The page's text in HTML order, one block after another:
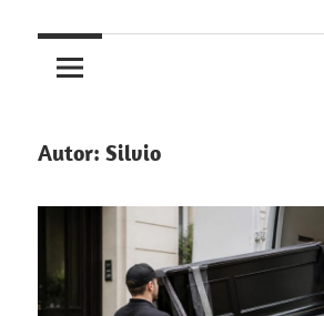
Autor: Silvio